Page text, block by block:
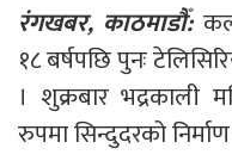
रंगखबर, काठमाडौँ:
१८ बर्षपछि पुनः
। शुक्रबार भद्रकाली
रुपमा सिन्दुदरको